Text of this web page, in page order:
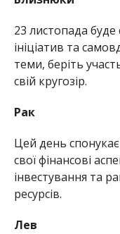
23 листопада буде
ініціатив та
теми, беріть
свій кругозір.
Рак
Цей день
свої фінансові
інвестування та
ресурсів.
Лев